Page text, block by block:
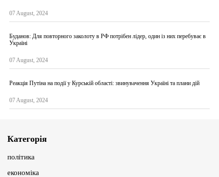
07 August, 2024
Буданов: Для повторного заколоту в РФ потрібен лідер, один із них перебуває в
Україні
07 August, 2024
Реакція Путіна на події у Курській області: звинувачення Україні та плани дій
07 August, 2024
Категорія
політика
економіка